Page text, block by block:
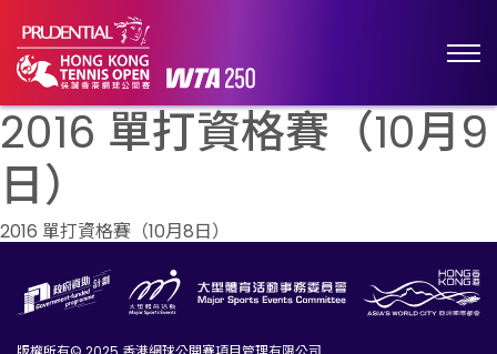
2016 單打資格賽（10月9
日）
文
章
導
2016 單打資格賽（10月8日）